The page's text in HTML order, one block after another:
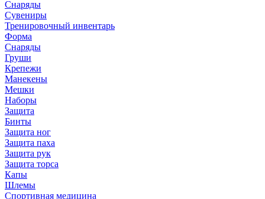
Снаряды
Сувениры
Тренировочный инвентарь
Форма
Снаряды
Груши
Крепежи
Манекены
Мешки
Наборы
Защита
Бинты
Защита ног
Защита паха
Защита рук
Защита торса
Капы
Шлемы
Спортивная медицина